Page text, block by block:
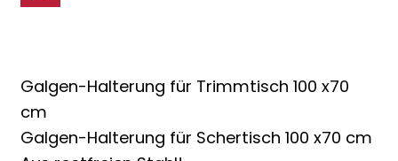
Galgen-Halterung für Trimmtisch 100 x70
cm
Galgen-Halterung für Schertisch 100 x70 cm